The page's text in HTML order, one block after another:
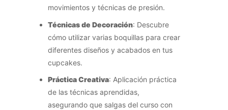
movimientos y técnicas de presión.
Técnicas de Decoración: Descubre
cómo utilizar varias boquillas para crear
diferentes diseños y acabados en tus
cupcakes.
Práctica Creativa: Aplicación práctica
de las técnicas aprendidas,
asegurando que salgas del curso con